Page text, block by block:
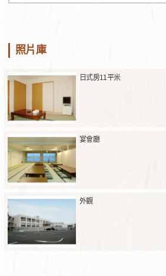
照片庫
日式房11平米
宴會廳
外觀